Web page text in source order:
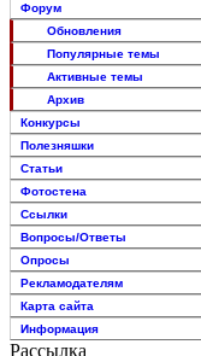
Форум
Обновления
Популярные темы
Активные темы
Архив
Конкурсы
Полезняшки
Статьи
Фотостена
Ссылки
Вопросы/Ответы
Опросы
Рекламодателям
Карта сайта
Информация
Рассылка